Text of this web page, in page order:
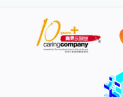
店舖，絕對不會，國安
同類型公司，犯法有證
告，不能隨意某一職業
已非常清晰，而早前亦多